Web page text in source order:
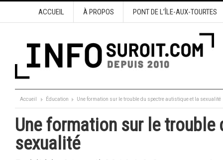
ACCUEIL À PROPOS PONT DE L’ÎLE-AUX-TOURTES
Accueil Éducation Une formation sur le trouble du spectre autistique et la sexualité
Une formation sur le
sexualité